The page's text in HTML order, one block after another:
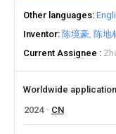
Other languages
Inventor 陈境豪 陈地
Current Assignee
Worldwide
2024
CN